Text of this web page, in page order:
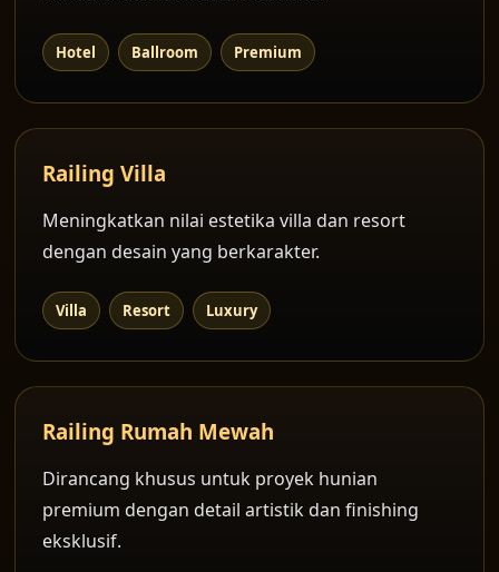
Hotel Ballroom Premium
Railing Villa
Meningkatkan nilai estetika villa dan resort
dengan desain yang berkarakter.
Villa Resort Luxury
Railing Rumah Mewah
Dirancang khusus untuk proyek hunian
premium dengan detail artistik dan finishing
eksklusif.